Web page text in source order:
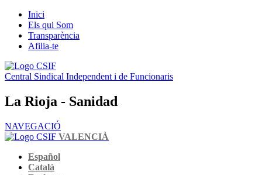
Inici
Els qui Som
Transparència
Afilia-te
Central Sindical Independent i de Funcionaris
La Rioja - Sanidad
NAVEGACIÓ
VALENCIÀ
Español
Català